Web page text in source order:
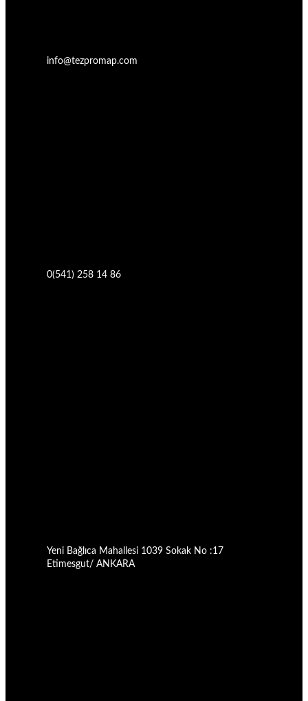
info@tezpromap.com
0(541) 258 14 86
Yeni Bağlıca Mahallesi 1039 Sokak No :17
Etimesgut/ ANKARA